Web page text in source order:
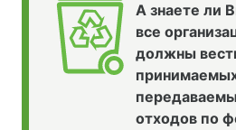
А знаете ли
все
должны
отходов по